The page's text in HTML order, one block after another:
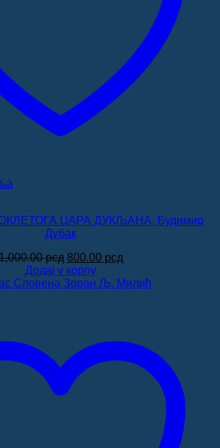
ЦАРА ДУКЉАНА, Будимир
Дубак
рсд Оригинална
цена
је
800.00 рсдТренутна
је:
Додај у корпу